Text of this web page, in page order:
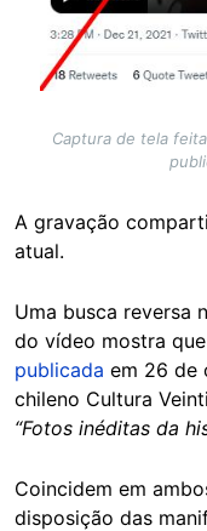
Captura de tela
A gravação
atual.
Uma busca reversa
do vídeo mostra
publicada em 26 de
chileno Cultura
“Fotos inéditas da
Coincidem em
disposição das